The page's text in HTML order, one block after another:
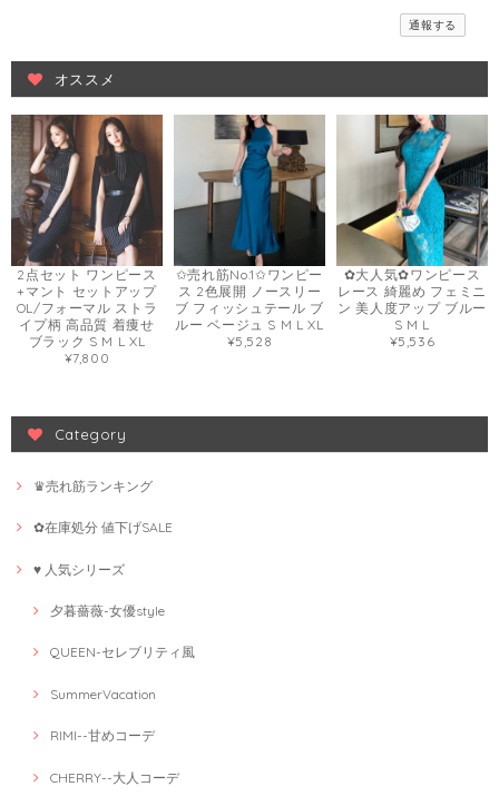
通報する
オススメ
2点セット ワンピース
+マント セットアップ
OL/フォーマル ストラ
イプ柄 高品質 着痩せ
ブラック S M L XL
¥7,800
✩売れ筋No.1✩ワンピー
ス 2色展開 ノースリー
ブ フィッシュテール ブ
ルー ベージュ S M L XL
¥5,528
✿大人気✿ワンピース
レース 綺麗め フェミニ
ン 美人度アップ ブルー
S M L
¥5,536
Category
♛売れ筋ランキング
✿在庫処分 値下げSALE
♥ 人気シリーズ
夕暮薔薇-女優style
QUEEN-セレブリティ風
SummerVacation
RIMI--甘めコーデ
CHERRY--大人コーデ